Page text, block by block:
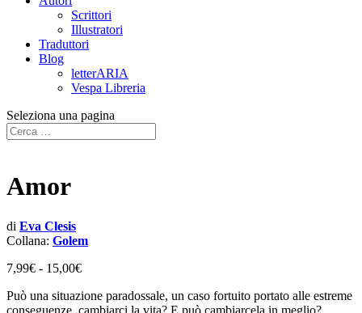
Scrittori
Illustratori
Traduttori
Blog
letterARIA
Vespa Libreria
Seleziona una pagina
Amor
di Eva Clesis
Collana: Golem
7,99€ - 15,00€Fascia
prezzo:
Può una situazione paradossale, un caso fortuito portato alle estreme
conseguenze, cambiarci la vita? E può cambiarcela in meglio?